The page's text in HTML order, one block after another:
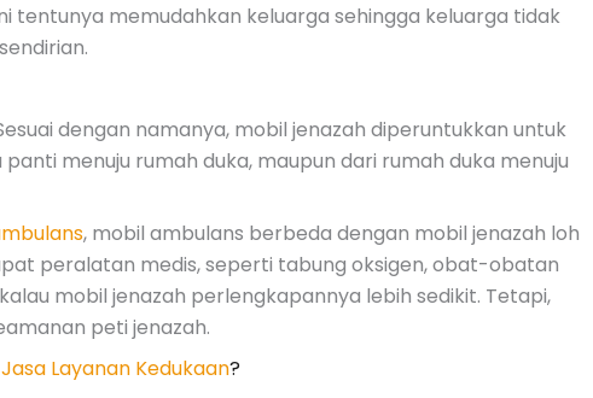
tentunya memudahkan keluarga sehingga keluarga tidak
dengan namanya, mobil jenazah diperuntukkan untuk
menuju rumah duka, maupun dari rumah duka menuju
, mobil ambulans berbeda dengan mobil jenazah loh
peralatan medis, seperti tabung oksigen, obat-obatan
mobil jenazah perlengkapannya lebih sedikit. Tetapi,
peti jenazah.
Jasa Layanan Kedukaan?